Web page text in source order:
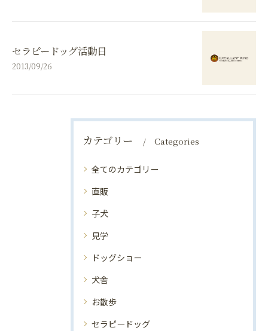
セラピードッグ活動日
2013/09/26
カテゴリー Categories
全てのカテゴリー
直販
子犬
見学
ドッグショー
犬舎
お散歩
セラピードッグ